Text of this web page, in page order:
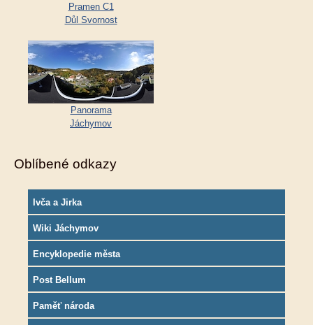
Pramen C1
Důl Svornost
Panorama
Jáchymov
Oblíbené odkazy
Ivča a Jirka
Wiki Jáchymov
Encyklopedie města
Post Bellum
Paměť národa